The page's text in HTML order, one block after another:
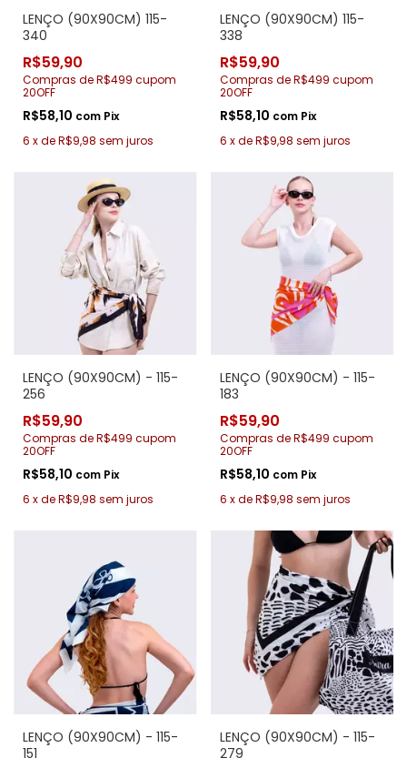
LENÇO (90X90CM) 115-
340
R$59,90
Compras de R$499 cupom
20OFF
R$58,10 com Pix
6 xdeR$9,98 sem juros
LENÇO (90X90CM) 115-
338
R$59,90
Compras de R$499 cupom
20OFF
R$58,10 com Pix
6 xdeR$9,98 sem juros
LENÇO (90X90CM) - 115-
256
R$59,90
Compras de R$499 cupom
20OFF
R$58,10 com Pix
6 xdeR$9,98 sem juros
LENÇO (90X90CM) - 115-
183
R$59,90
Compras de R$499 cupom
20OFF
R$58,10 com Pix
6 xdeR$9,98 sem juros
LENÇO (90X90CM) - 115-
151
LENÇO (90X90CM) - 115-
279